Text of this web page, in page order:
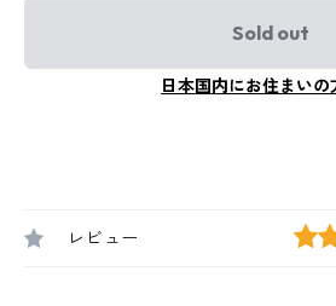
Sold out
日本国内にお住まいの
レビュー